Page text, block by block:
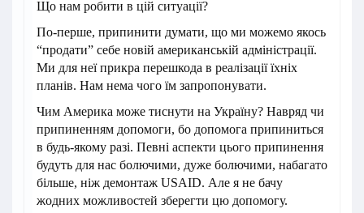
Що нам робити в цій ситуації?
По-перше, припинити думати, що ми можемо якось
“продати” себе новій американській адміністрації.
Ми для неї прикра перешкода в реалізації їхніх
планів. Нам нема чого їм запропонувати.
Чим Америка може тиснути на Україну? Навряд чи
припиненням допомоги, бо допомога припиниться
в будь-якому разі. Певні аспекти цього припинення
будуть для нас болючими, дуже болючими, набагато
більше, ніж демонтаж USAID. Але я не бачу
жодних можливостей зберегти цю допомогу.